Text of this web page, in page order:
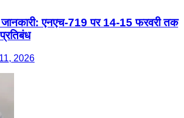
एनएच-719 पर 14-15 फरवरी तक
2026